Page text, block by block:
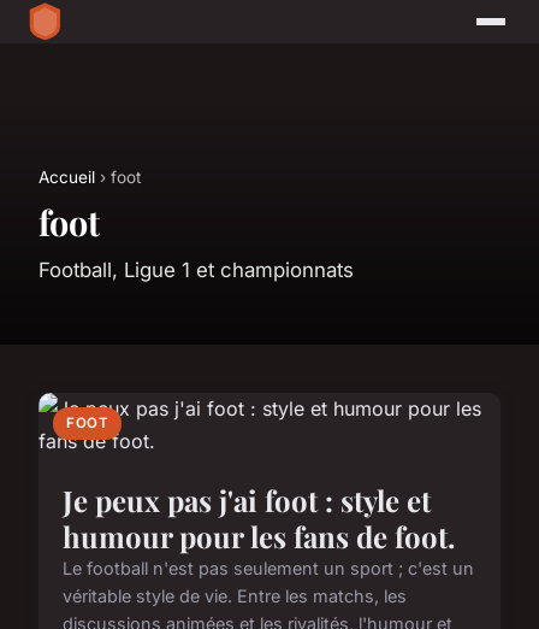
Accueil › foot
foot
Football, Ligue 1 et championnats
FOOT
Je peux pas j'ai foot : style et
humour pour les fans de foot.
Le football n'est pas seulement un sport ; c'est un
véritable style de vie. Entre les matchs, les
discussions animées et les rivalités, l'humour et